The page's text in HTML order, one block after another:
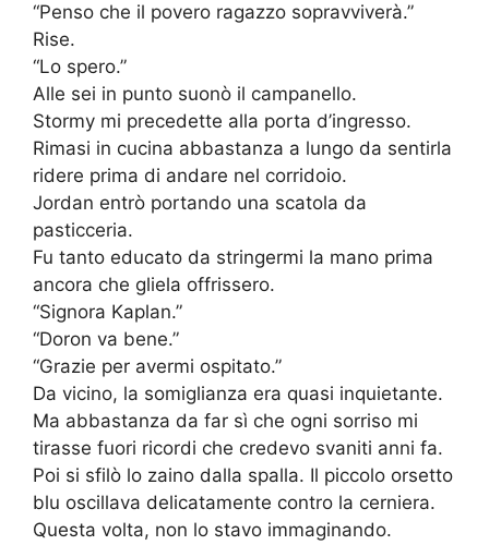
“Penso che il povero ragazzo sopravviverà.”
Rise.
“Lo spero.”
Alle sei in punto suonò il campanello.
Stormy mi precedette alla porta d’ingresso.
Rimasi in cucina abbastanza a lungo da sentirla
ridere prima di andare nel corridoio.
Jordan entrò portando una scatola da
pasticceria.
Fu tanto educato da stringermi la mano prima
ancora che gliela offrissero.
“Signora Kaplan.”
“Doron va bene.”
“Grazie per avermi ospitato.”
Da vicino, la somiglianza era quasi inquietante.
Ma abbastanza da far sì che ogni sorriso mi
tirasse fuori ricordi che credevo svaniti anni fa.
Poi si sfilò lo zaino dalla spalla. Il piccolo orsetto
blu oscillava delicatamente contro la cerniera.
Questa volta, non lo stavo immaginando.